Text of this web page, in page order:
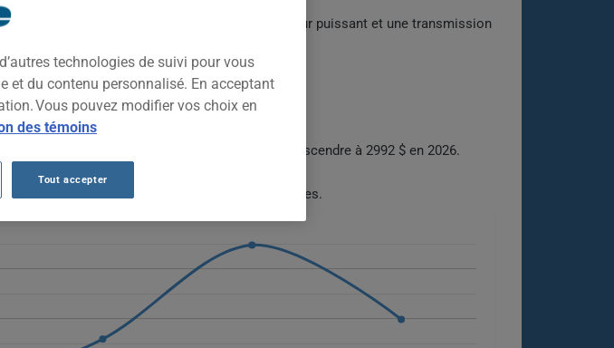
raffinement technique. Propulsée par un moteur puissant et une transmission
dynamique dans un habillage élégant et sobre.
ANNÉES.
à un sommet de 3740 $ en 2025, avant de redescendre à 2992 $ en 2026.
de réparation aux fluctuations du marché.
que jamais de comparer les options disponibles.
technologies de suivi pour vous
et du contenu personnalisé. En acceptant
Vous pouvez modifier vos choix en
des témoins
Tout accepter